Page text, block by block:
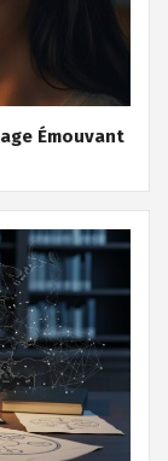
Émouvant